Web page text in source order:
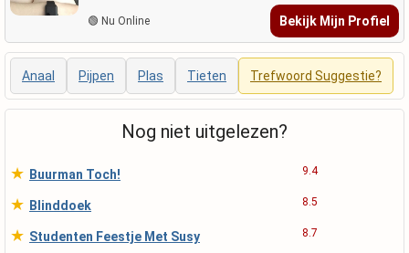
🟢 Nu Online Bekijk Mijn Profiel
Anaal Pijpen Plas Tieten Trefwoord Suggestie?
Nog niet uitgelezen?
★ Buurman Toch! 9.4
★ Blinddoek 8.5
★ Studenten Feestje Met Susy 8.7